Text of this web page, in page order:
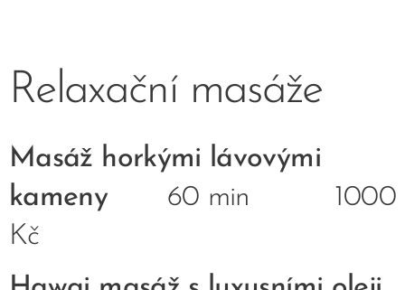
Relaxační masáže
Masáž horkými lávovými
kameny 60 min 1000
Kč